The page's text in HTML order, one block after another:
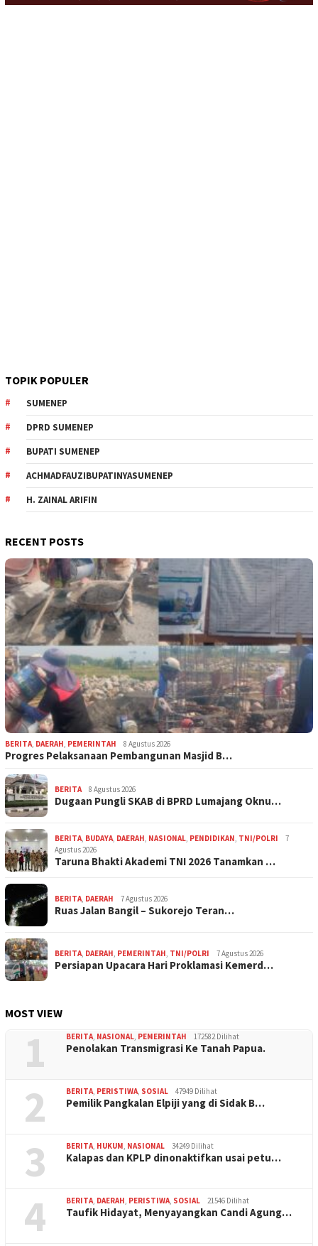
TOPIK POPULER
SUMENEP
DPRD SUMENEP
BUPATI SUMENEP
ACHMADFAUZIBUPATINYASUMENEP
H. ZAINAL ARIFIN
RECENT POSTS
BERITA DAERAH PEMERINTAH 8 Agustus 2026
Progres Pelaksanaan Pembangunan Masjid B…
BERITA 8 Agustus 2026
Dugaan Pungli SKAB di BPRD Lumajang Oknu…
BERITA BUDAYA DAERAH NASIONAL PENDIDIKAN TNI/POLRI
7
Agustus 2026
Taruna Bhakti Akademi TNI 2026 Tanamkan …
BERITA DAERAH 7 Agustus 2026
Ruas Jalan Bangil – Sukorejo Teran…
BERITA DAERAH PEMERINTAH TNI/POLRI 7 Agustus 2026
Persiapan Upacara Hari Proklamasi Kemerd…
MOST VIEW
1 BERITA NASIONAL PEMERINTAH 172582 Dilihat
Penolakan Transmigrasi Ke Tanah Papua.
2 BERITA PERISTIWA SOSIAL 47949 Dilihat
Pemilik Pangkalan Elpiji yang di Sidak B…
3 BERITA HUKUM NASIONAL 34249 Dilihat
Kalapas dan KPLP dinonaktifkan usai petu…
4 BERITA DAERAH PERISTIWA SOSIAL 21546 Dilihat
Taufik Hidayat, Menyayangkan Candi Agung…